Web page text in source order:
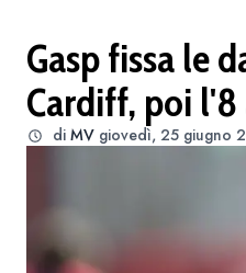
Gasp fissa le
Cardiff, poi
di MV giovedì, 25 giugno